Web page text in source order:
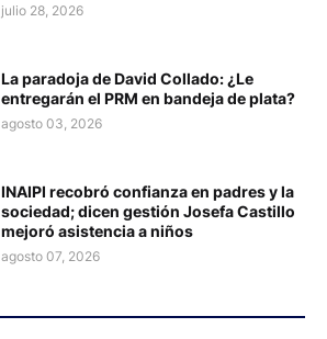
julio 28, 2026
La paradoja de David Collado: ¿Le
entregarán el PRM en bandeja de plata?
agosto 03, 2026
INAIPI recobró confianza en padres y la
sociedad; dicen gestión Josefa Castillo
mejoró asistencia a niños
agosto 07, 2026